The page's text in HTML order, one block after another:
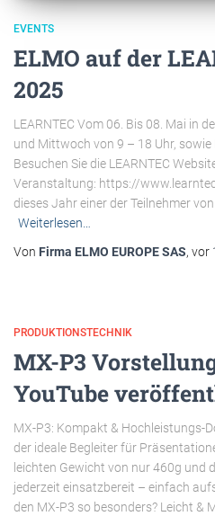
EVENTS
ELMO auf der
2025
LEARNTEC Vom 06. Bis 08. Mai in
und Mittwoch von 9 – 18 Uhr,
Besuchen Sie die LEARNTEC
Veranstaltung: https://
dieses Jahr einer der Teilnehmer
Weiterlesen…
Von Firma ELMO EUROPE SAS, vor
PRODUKTIONSTECHNIK
MX-P3
YouTube
MX-P3: Kompakt & Hochleistungs-
der ideale Begleiter für
leichten Gewicht von nur 460g und
jederzeit einsatzbereit – einfach
den MX-P3 so besonders? Leicht &